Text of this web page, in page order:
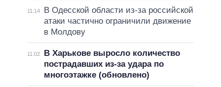
11:14
В Одесской области из-за российской
атаки частично ограничили движение
в Молдову
11:02
В Харькове выросло количество
пострадавших из-за удара по
многоэтажке (обновлено)